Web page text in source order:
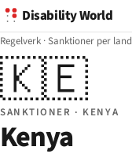
Disability World
Regelverk ·Sanktioner per land
🇰🇪
SANKTIONER · KENYA
Kenya